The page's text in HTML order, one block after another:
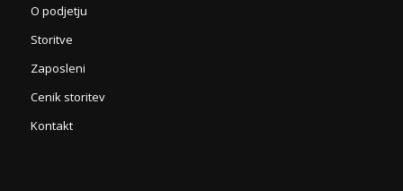
O podjetju
Storitve
Zaposleni
Cenik storitev
Kontakt